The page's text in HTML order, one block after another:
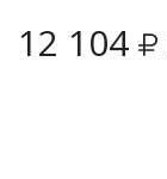
12 104